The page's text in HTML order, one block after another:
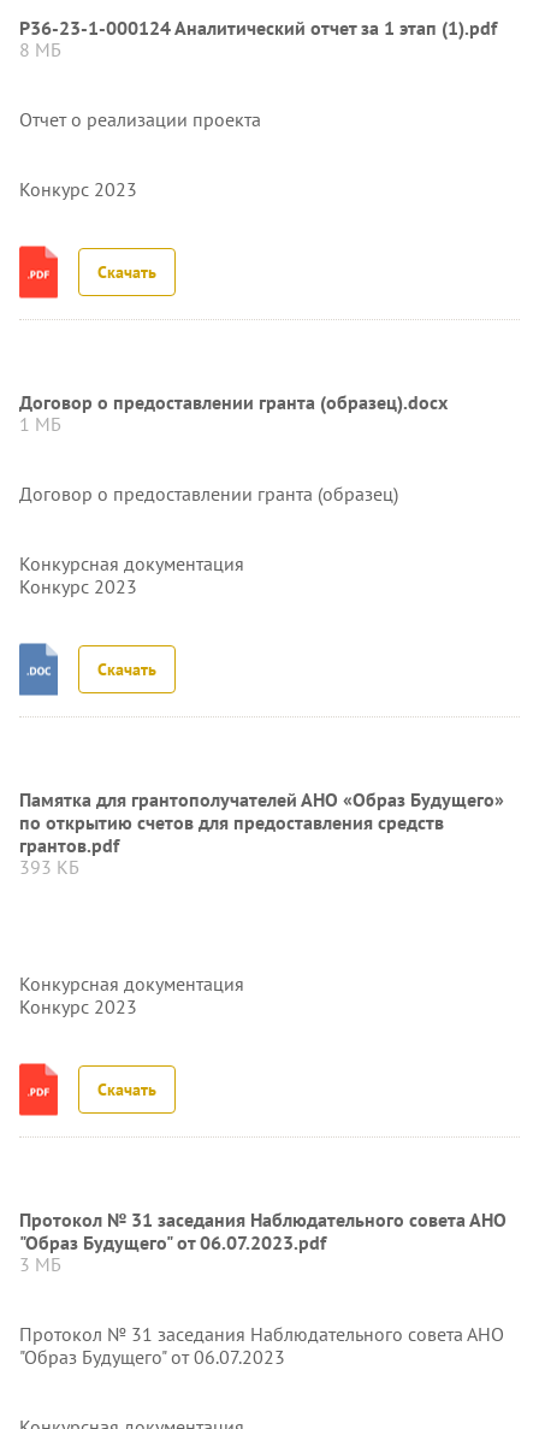
Р36-23-1-000124 Аналитический отчет за 1 этап (1).pdf
8 МБ
Отчет о реализации проекта
Конкурс 2023
Скачать
Договор о предоставлении гранта (образец).docx
1 МБ
Договор о предоставлении гранта (образец)
Конкурсная документация
Конкурс 2023
Скачать
Памятка для грантополучателей АНО «Образ Будущего»
по открытию счетов для предоставления средств
грантов.pdf
393 КБ
Конкурсная документация
Конкурс 2023
Скачать
Протокол № 31 заседания Наблюдательного совета АНО
"Образ Будущего" от 06.07.2023.pdf
3 МБ
Протокол № 31 заседания Наблюдательного совета АНО
"Образ Будущего" от 06.07.2023